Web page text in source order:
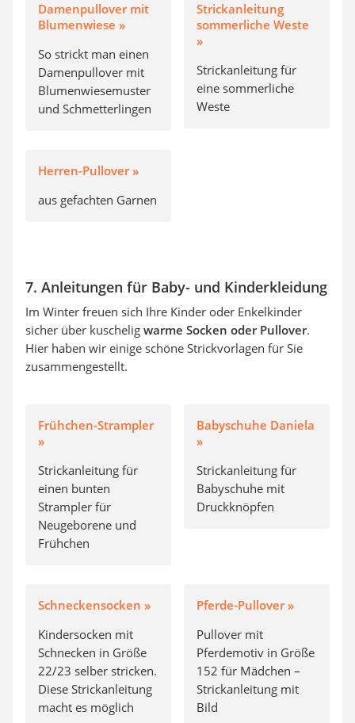
Damenpullover mit
Blumenwiese »
So strickt man einen
Damenpullover mit
Blumenwiesemuster
und Schmetterlingen
Strickanleitung
sommerliche Weste
»
Strickanleitung für
eine sommerliche
Weste
Herren-Pullover »
aus gefachten Garnen
7. Anleitungen für Baby- und Kinderkleidung
Im Winter freuen sich Ihre Kinder oder Enkelkinder
sicher über kuschelig warme Socken oder Pullover.
Hier haben wir einige schöne Strickvorlagen für Sie
zusammengestellt.
Frühchen-Strampler
»
Strickanleitung für
einen bunten
Strampler für
Neugeborene und
Frühchen
Babyschuhe Daniela
»
Strickanleitung für
Babyschuhe mit
Druckknöpfen
Schneckensocken »
Kindersocken mit
Schnecken in Größe
22/23 selber stricken.
Diese Strickanleitung
macht es möglich
Pferde-Pullover »
Pullover mit
Pferdemotiv in Größe
152 für Mädchen –
Strickanleitung mit
Bild